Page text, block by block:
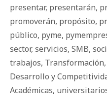
presentar, presentarán,
promoverán, propósito,
público, pyme,
sector, servicios, SMB,
trabajos, Transformación,
Desarrollo y
Académicas,